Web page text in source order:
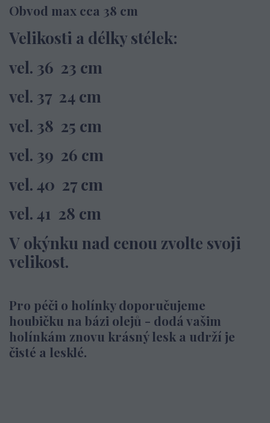
Obvod max cca 38 cm
Velikosti a délky stélek:
vel. 36 23 cm
vel. 37 24 cm
vel. 38 25 cm
vel. 39 26 cm
vel. 40 27 cm
vel. 41 28 cm
V okýnku nad cenou zvolte svoji
velikost.
Pro péči o holínky doporučujeme
houbičku na bázi olejů - dodá vašim
holínkám znovu krásný lesk a udrží je
čisté a lesklé.